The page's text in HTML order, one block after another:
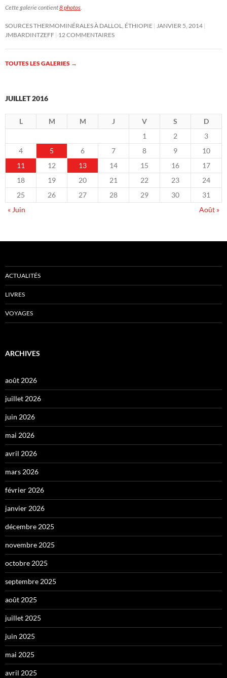
Cette galerie contient8 photos.
SOURCES THERMOMINÉRALES À DALLOL, ÉTHIOPIE JANVIER 5, 2014
JMBARDINTZEFF 12 COMMENTAIRES
TOUTES LES GALERIES →
JUILLET 2016
L M M J V S
D
1
2
3
4
5 6 7 8 9
10
11
12 13 14 15 16
17
18
19 20 21 22 23
24
25
26 27 28 29 30
31
« Juin
Août »
ACTUALITÉS
LIVRES
VOYAGES
ARCHIVES
août 2026
juillet 2026
juin 2026
mai 2026
avril 2026
mars 2026
février 2026
janvier 2026
décembre 2025
novembre 2025
octobre 2025
septembre 2025
août 2025
juillet 2025
juin 2025
mai 2025
avril 2025